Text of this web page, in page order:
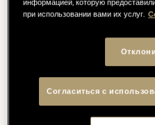
информацией, которую
при использовании вами их услуг.
Согласиться с